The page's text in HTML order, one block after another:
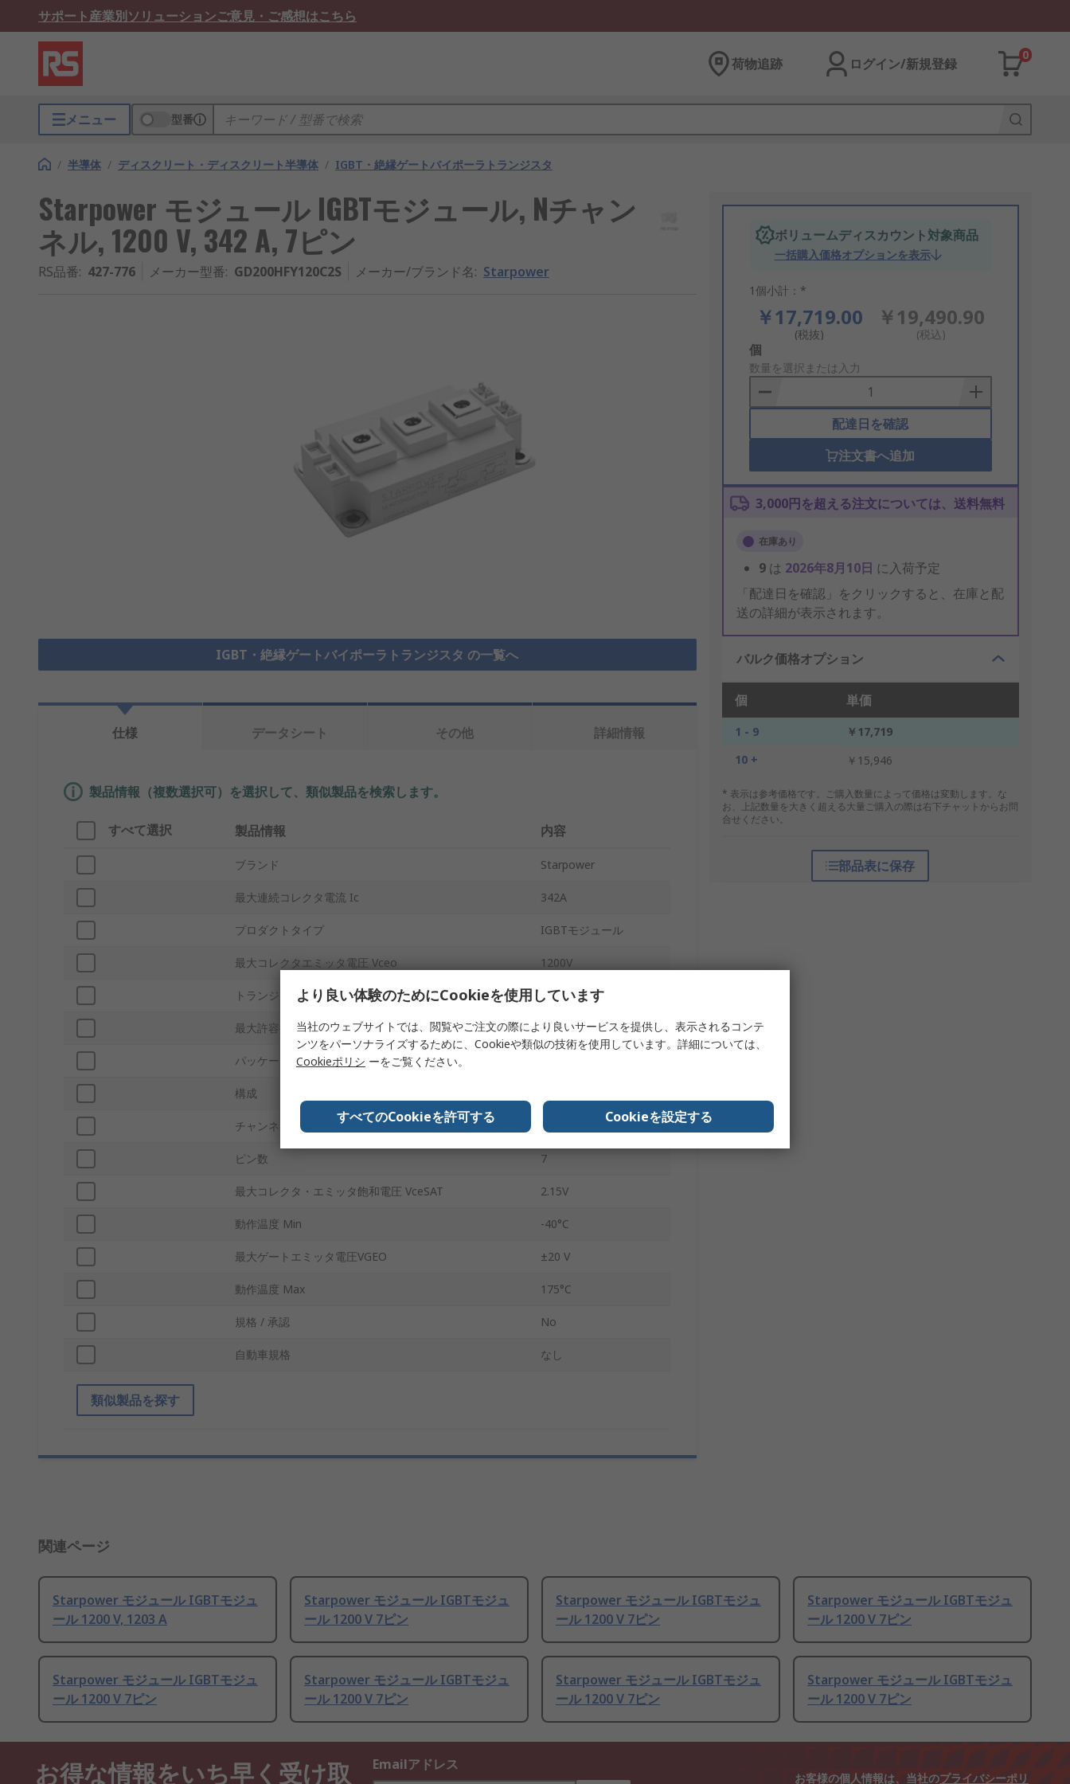
サポート産業別ソリューションご意見・ご感想はこちら
荷物追跡 ログイン/新規登録
0
メニュー 型番
/ 半導体 / ディスクリート・ディスクリート半導体 / IGBT・絶縁ゲートバイポーラトランジスタ
Starpower モジュール IGBTモジュール, Nチャン
ネル, 1200 V, 342 A, 7ピン
RS品番: 427-776 メーカー型番: GD200HFY120C2S メーカー/ブランド名: Starpower
IGBT・絶縁ゲートバイポーラトランジスタ の一覧へ
ボリュームディスカウント対象商品
一括購入価格オプションを表示
1個小計：*
￥17,719.00
(税抜)
￥19,490.90
(税込)
Add
to
Basket
個
数量を選択または入力
配達日を確認
注文書へ追加
3,000円を超える注文については、送料無料
在庫あり
9 は 2026年8月10日 に入荷予定
「配達日を確認」をクリックすると、在庫と配
送の詳細が表示されます。
バルク価格オプション
個 単価
1 - 9
￥17,719
10 +
￥15,946
* 表示は参考価格です。ご購入数量によって価格は変動します。な
お、上記数量を大きく超える大量ご購入の際は右下チャットからお問
合せください。
部品表に保存
仕様 データシート その他 詳細情報
製品情報（複数選択可）を選択して、類似製品を検索します。
すべて選択 製品情報 内容
ブランド Starpower
最大連続コレクタ電流 Ic 342A
プロダクトタイプ IGBTモジュール
最大コレクタエミッタ電圧 Vceo 1200V
トランジスタ数 2
最大許容損失Pd 1190W
パッケージ型式
構成
チャンネルタイプ N
ピン数 7
最大コレクタ・エミッタ飽和電圧 VceSAT 2.15V
動作温度 Min -40°C
最大ゲートエミッタ電圧VGEO ±20 V
動作温度 Max 175°C
規格 / 承認 No
自動車規格 なし
類似製品を探す
関連ページ
Starpower モジュール IGBTモジュ
ール 1200 V, 1203 A
Starpower モジュール IGBTモジュ
ール 1200 V 7ピン
Starpower モジュール IGBTモジュ
ール 1200 V 7ピン
Starpower モジュール IGBTモジュ
ール 1200 V 7ピン
Starpower モジュール IGBTモジュ
ール 1200 V 7ピン
Starpower モジュール IGBTモジュ
ール 1200 V 7ピン
Starpower モジュール IGBTモジュ
ール 1200 V 7ピン
Starpower モジュール IGBTモジュ
ール 1200 V 7ピン
お得な情報をいち早く受け取
Emailアドレス
お客様の個人情報は、当社のプライバシーポリ
より良い体験のためにCookieを使用しています
当社のウェブサイトでは、閲覧やご注文の際により良いサービスを提供し、表示されるコンテ
ンツをパーソナライズするために、Cookieや類似の技術を使用しています。詳細については、
Cookieポリシ ーをご覧ください。
すべてのCookieを許可する Cookieを設定する